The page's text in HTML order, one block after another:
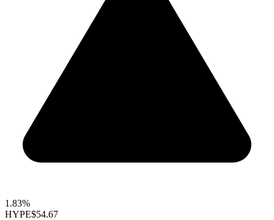
1.83%
HYPE$54.67